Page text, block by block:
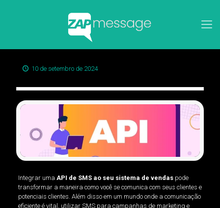
10 de setembro de 2024
Integrar uma API de SMS ao seu sistema de vendaspode
transformar a maneira como você se comunica com seus clientes e
potenciais clientes. Além disso em um mundo onde a comunicação
eficiente é vital, utilizar SMS para campanhas de marketing e